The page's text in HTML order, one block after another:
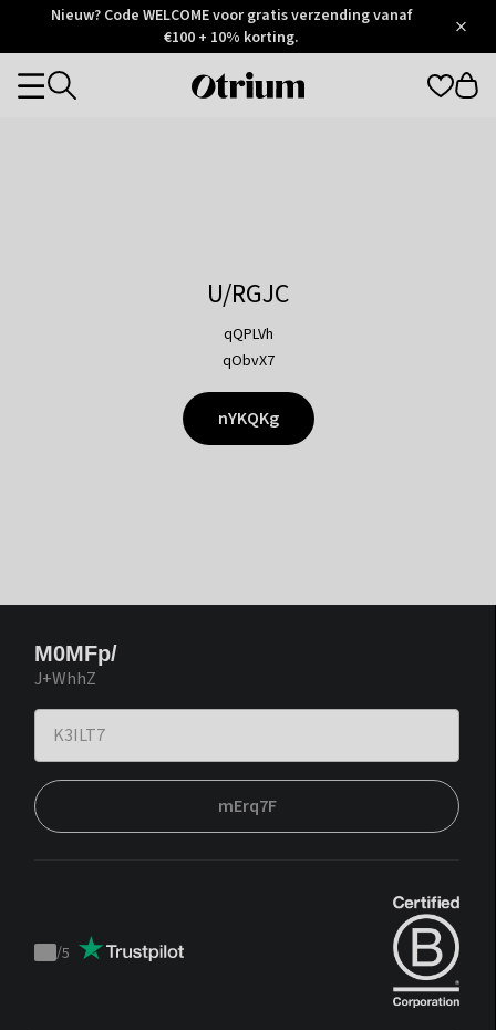
Otrium
Trustpilot
Nieuw? Code WELCOME voor gratis verzending vanaf
€100 + 10% korting.
Otrium
Categories
U/RGJC
qQPLVh
qObvX7
nYKQKg
M0MFp/
J+WhhZ
mErq7F
Trustpilot
/5